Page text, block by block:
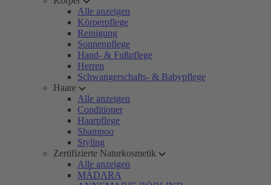
Alle anzeigen
Körperpflege
Reinigung
Sonnenpflege
Hand- & Fußpflege
Herren
Schwangerschafts- & Babypflege
Haare
Alle anzeigen
Conditioner
Haarpflege
Shampoo
Styling
Zertifizierte Naturkosmetik
Alle anzeigen
MÁDARA